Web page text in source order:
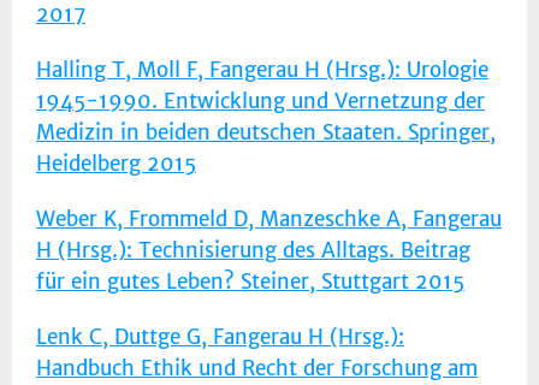
2017
Halling T, Moll F, Fangerau H (Hrsg.): Urologie
1945-1990. Entwicklung und Vernetzung der
Medizin in beiden deutschen Staaten. Springer,
Heidelberg 2015
Weber K, Frommeld D, Manzeschke A, Fangerau
H (Hrsg.): Technisierung des Alltags. Beitrag
für ein gutes Leben? Steiner, Stuttgart 2015
Lenk C, Duttge G, Fangerau H (Hrsg.):
Handbuch Ethik und Recht der Forschung am